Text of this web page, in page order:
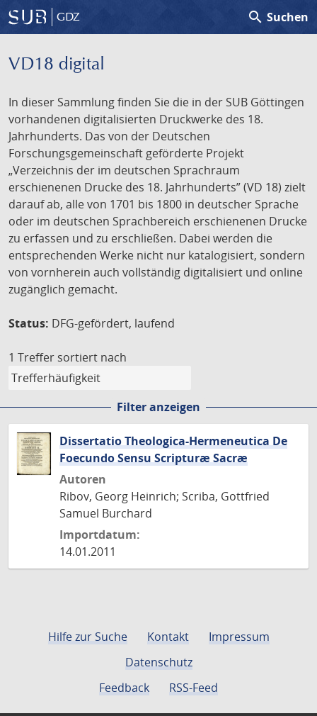
GDZ search Suchen
VD18 digital
In dieser Sammlung finden Sie die in der SUB Göttingen
vorhandenen digitalisierten Druckwerke des 18.
Jahrhunderts. Das von der Deutschen
Forschungsgemeinschaft geförderte Projekt
„Verzeichnis der im deutschen Sprachraum
erschienenen Drucke des 18. Jahrhunderts” (VD 18) zielt
darauf ab, alle von 1701 bis 1800 in deutscher Sprache
oder im deutschen Sprachbereich erschienenen Drucke
zu erfassen und zu erschließen. Dabei werden die
entsprechenden Werke nicht nur katalogisiert, sondern
von vornherein auch vollständig digitalisiert und online
zugänglich gemacht.
Status: DFG-gefördert, laufend
1 Treffer sortiert nach
Filter anzeigen
Dissertatio Theologica-Hermeneutica De
Foecundo Sensu Scripturæ Sacræ
Autoren
Ribov, Georg Heinrich; Scriba, Gottfried
Samuel Burchard
Importdatum:
14.01.2011
Hilfe zur Suche Kontakt
Impressum
Datenschutz
Feedback
RSS-Feed